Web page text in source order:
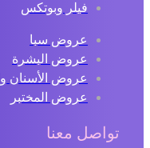
فيلر وبوتكس
عروض سبا
عروض البشرة
عروض الأسنان واللثة
عروض المختبر
تواصل معنا